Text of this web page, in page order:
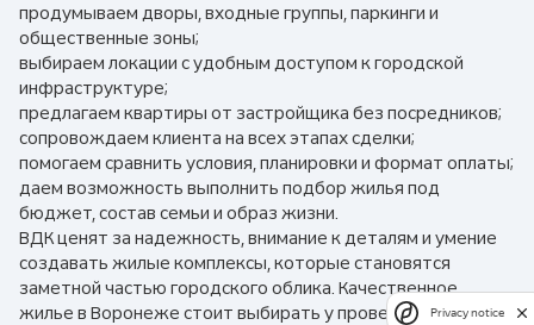
продумываем дворы, входные группы, паркинги и
общественные зоны;
выбираем локации с удобным доступом к городской
инфраструктуре;
предлагаем квартиры от застройщика без посредников;
сопровождаем клиента на всех этапах сделки;
помогаем сравнить условия, планировки и формат оплаты;
даем возможность выполнить подбор жилья под
бюджет, состав семьи и образ жизни.
ВДК ценят за надежность, внимание к деталям и умение
создавать жилые комплексы, которые становятся
заметной частью городского облика. Качественное
жилье в Воронеже стоит выбирать у проверенногоPrivacy notice